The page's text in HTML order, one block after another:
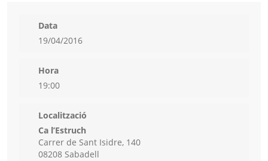
Data
19/04/2016
Hora
19:00
Localització
Ca l’Estruch
Carrer de Sant Isidre, 140
08208 Sabadell